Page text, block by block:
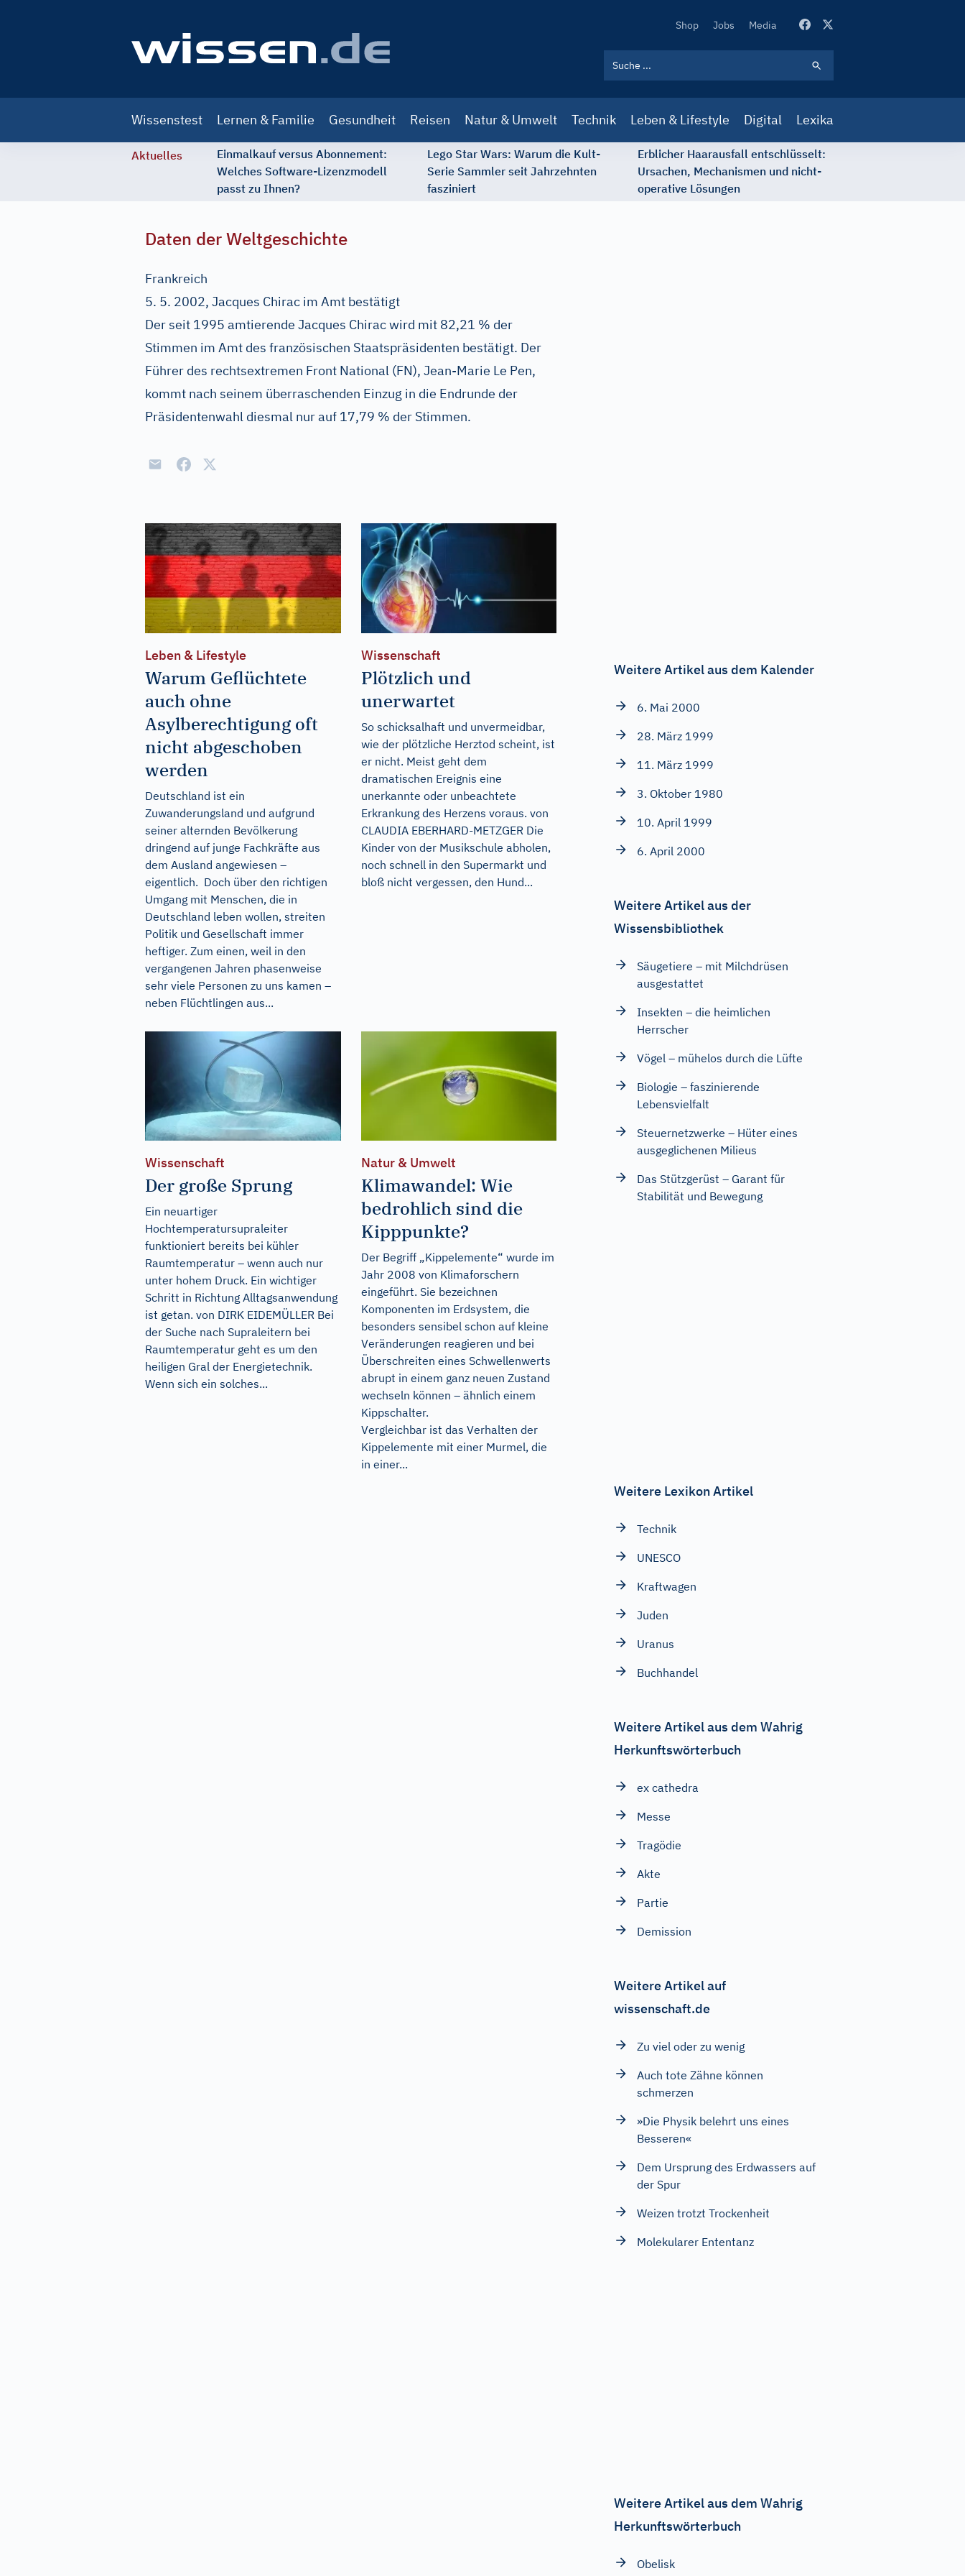
Secondary
Shop Jobs Media
navigation
Wissenstest Lernen & Familie Gesundheit Reisen Natur & Umwelt Technik Leben & Lifestyle Digital Lexika
Aktuelles
Einmalkauf versus Abonnement:
Welches Software-Lizenzmodell
passt zu Ihnen?
Lego Star Wars: Warum die Kult-
Serie Sammler seit Jahrzehnten
fasziniert
Erblicher Haarausfall entschlüsselt:
Ursachen, Mechanismen und nicht-
operative Lösungen
Daten der Weltgeschichte
Frankreich
5. 5. 2002, Jacques Chirac im Amt bestätigt
Der seit 1995 amtierende Jacques Chirac wird mit 82,21 % der
Stimmen im Amt des französischen Staatspräsidenten bestätigt. Der
Führer des rechtsextremen Front National (FN), Jean-Marie Le Pen,
kommt nach seinem überraschenden Einzug in die Endrunde der
Präsidentenwahl diesmal nur auf 17,79 % der Stimmen.
Leben & Lifestyle
Warum Geflüchtete
auch ohne
Asylberechtigung oft
nicht abgeschoben
werden
Deutschland ist ein
Zuwanderungsland und aufgrund
seiner alternden Bevölkerung
dringend auf junge Fachkräfte aus
dem Ausland angewiesen –
eigentlich. Doch über den richtigen
Umgang mit Menschen, die in
Deutschland leben wollen, streiten
Politik und Gesellschaft immer
heftiger. Zum einen, weil in den
vergangenen Jahren phasenweise
sehr viele Personen zu uns kamen –
neben Flüchtlingen aus...
Wissenschaft
Plötzlich und
unerwartet
So schicksalhaft und unvermeidbar,
wie der plötzliche Herztod scheint, ist
er nicht. Meist geht dem
dramatischen Ereignis eine
unerkannte oder unbeachtete
Erkrankung des Herzens voraus. von
CLAUDIA EBERHARD-METZGER Die
Kinder von der Musikschule abholen,
noch schnell in den Supermarkt und
bloß nicht vergessen, den Hund...
Wissenschaft
Der große Sprung
Ein neuartiger
Hochtemperatursupraleiter
funktioniert bereits bei kühler
Raumtemperatur – wenn auch nur
unter hohem Druck. Ein wichtiger
Schritt in Richtung Alltagsanwendung
ist getan. von DIRK EIDEMÜLLER Bei
der Suche nach Supraleitern bei
Raumtemperatur geht es um den
heiligen Gral der Energietechnik.
Wenn sich ein solches...
Natur & Umwelt
Klimawandel: Wie
bedrohlich sind die
Kipppunkte?
Der Begriff „Kippelemente“ wurde im
Jahr 2008 von Klimaforschern
eingeführt. Sie bezeichnen
Komponenten im Erdsystem, die
besonders sensibel schon auf kleine
Veränderungen reagieren und bei
Überschreiten eines Schwellenwerts
abrupt in einem ganz neuen Zustand
wechseln können – ähnlich einem
Kippschalter.
Vergleichbar ist das Verhalten der
Kippelemente mit einer Murmel, die
in einer...
Weitere Artikel aus dem Kalender
6. Mai 2000
28. März 1999
11. März 1999
3. Oktober 1980
10. April 1999
6. April 2000
Weitere Artikel aus der
Wissensbibliothek
Säugetiere – mit Milchdrüsen
ausgestattet
Insekten – die heimlichen
Herrscher
Vögel – mühelos durch die Lüfte
Biologie – faszinierende
Lebensvielfalt
Steuernetzwerke – Hüter eines
ausgeglichenen Milieus
Das Stützgerüst – Garant für
Stabilität und Bewegung
Weitere Lexikon Artikel
Technik
UNESCO
Kraftwagen
Juden
Uranus
Buchhandel
Weitere Artikel aus dem Wahrig
Herkunftswörterbuch
ex cathedra
Messe
Tragödie
Akte
Partie
Demission
Weitere Artikel auf
wissenschaft.de
Zu viel oder zu wenig
Auch tote Zähne können
schmerzen
»Die Physik belehrt uns eines
Besseren«
Dem Ursprung des Erdwassers auf
der Spur
Weizen trotzt Trockenheit
Molekularer Ententanz
Weitere Artikel aus dem Wahrig
Herkunftswörterbuch
Obelisk